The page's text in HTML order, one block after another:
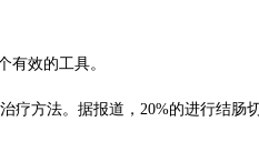
有效的工具。
方法。据报道，20%的进行结肠